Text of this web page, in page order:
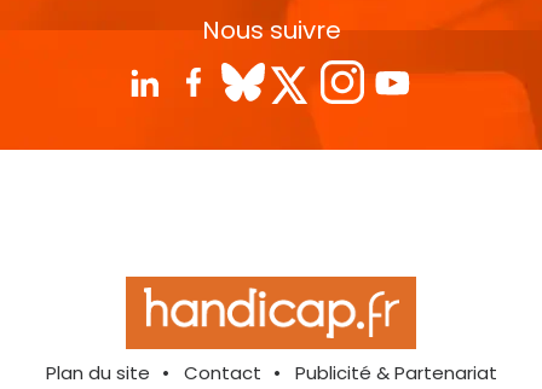
Nous suivre
Plan du site Contact
Publicité & Partenariat